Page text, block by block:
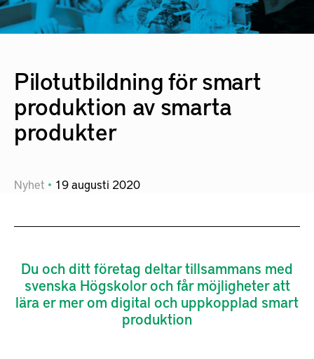
Pilotutbildning för smart
produktion av smarta
produkter
Nyhet 19augusti 2020
Du och ditt företag deltar tillsammans med
svenska Högskolor och får möjligheter att
lära er mer om digital och uppkopplad smart
produktion